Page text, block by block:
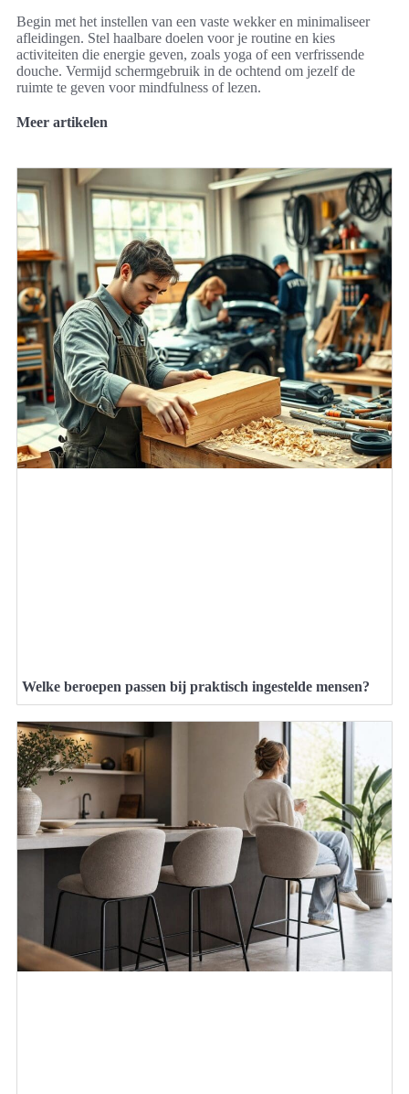
Begin met het instellen van een vaste wekker en minimaliseer
afleidingen. Stel haalbare doelen voor je routine en kies
activiteiten die energie geven, zoals yoga of een verfrissende
douche. Vermijd schermgebruik in de ochtend om jezelf de
ruimte te geven voor mindfulness of lezen.
Meer artikelen
Welke beroepen passen bij praktisch ingestelde mensen?